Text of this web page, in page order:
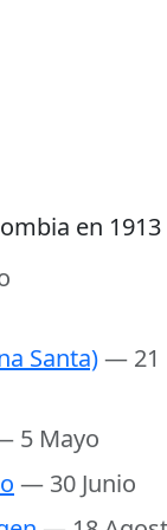
en 1913
Santa)— 21
5 Mayo
— 30 Junio